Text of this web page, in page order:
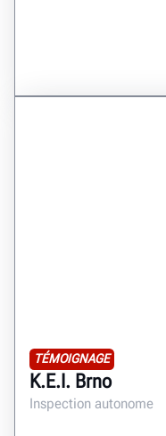
TÉMOIGNAGE
K.E.I. Brno
Inspection autonome